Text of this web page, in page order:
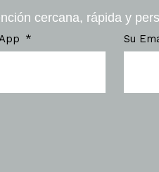
cercana, rápida y
Su